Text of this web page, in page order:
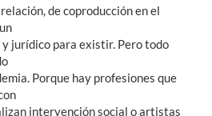
de coproducción en el
jurídico para existir. Pero todo
Porque hay profesiones que
intervención social o artistas